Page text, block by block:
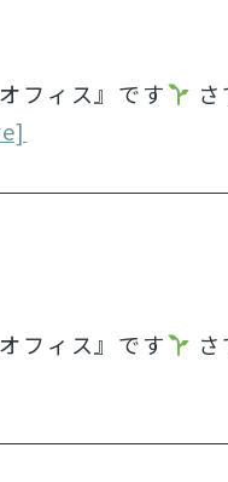
フィス』です
フィス』です